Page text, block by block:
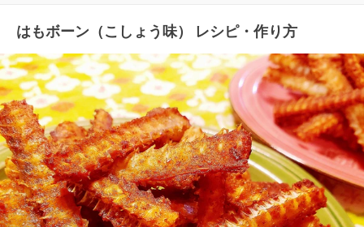
はもボーン（こしょう味） レシピ・作り方